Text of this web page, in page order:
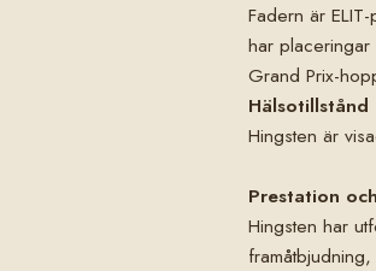
Fadern är
har
Grand Prix-
Hälsotillstånd
Hingsten är
Prestation
Hingsten har